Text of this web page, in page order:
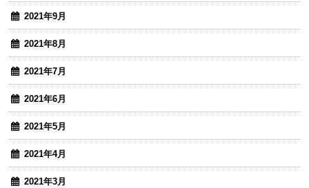
2021年9月
2021年8月
2021年7月
2021年6月
2021年5月
2021年4月
2021年3月